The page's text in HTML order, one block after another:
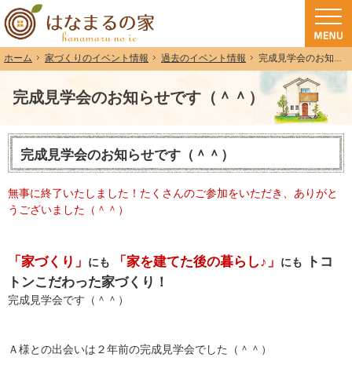
ホーム 家づくりのイベント情報 過去のイベント情報 完成見学会のお知らせです（＾＾）
完成見学会のお知らせです（＾＾）
和歌山（和歌山市・岩出市・海南市・紀の川市）で注文住宅(長期優良住宅・
注文住宅・高気密高断熱・長期優良住宅・ZEH・耐震なら（和歌山・和歌山市）
完成見学会のお知らせです（＾＾）
無事に終了いたしました！たくさんのご参加をいただき、ありがと
うございました（＾＾）
「家づくり」 にも 「家を建てた後の暮らし♪」 にも
トコ
トンこだわった家づくり！
完成見学会です（＾＾）
Ａ様との出会いは２年前の完成見学会でした（＾＾）